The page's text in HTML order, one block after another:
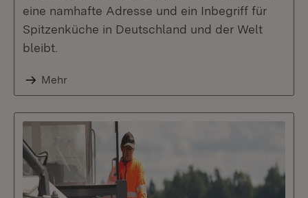
eine namhafte Adresse und ein Inbegriff für
Spitzenküche in Deutschland und der Welt
bleibt.
Mehr